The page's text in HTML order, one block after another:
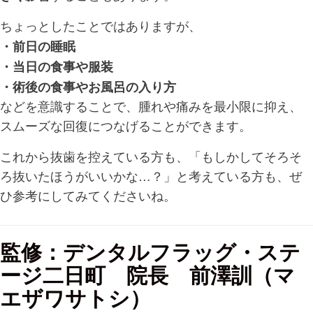
ちょっとしたことではありますが、
・前日の睡眠
・当日の食事や服装
・術後の食事やお風呂の入り方
などを意識することで、腫れや痛みを最小限に抑え、
スムーズな回復につなげることができます。
これから抜歯を控えている方も、「もしかしてそろそ
ろ抜いたほうがいいかな…？」と考えている方も、ぜ
ひ参考にしてみてくださいね。
監修：デンタルフラッグ・ステ
ージ二日町 院長 前澤訓（マ
エザワサトシ）